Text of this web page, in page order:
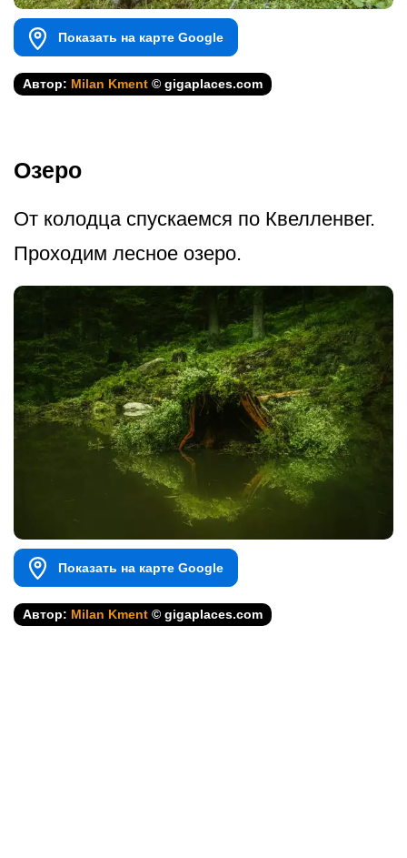
Показать на карте Google
Автор: Milan Kment © gigaplaces.com
Озеро
От колодца спускаемся по Квелленвег.
Проходим лесное озеро.
Показать на карте Google
Автор: Milan Kment © gigaplaces.com